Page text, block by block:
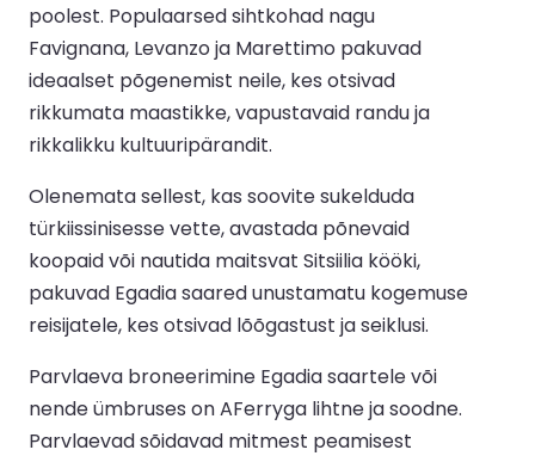
poolest. Populaarsed sihtkohad nagu
Favignana, Levanzo ja Marettimo pakuvad
ideaalset põgenemist neile, kes otsivad
rikkumata maastikke, vapustavaid randu ja
rikkalikku kultuuripärandit.
Olenemata sellest, kas soovite sukelduda
türkiissinisesse vette, avastada põnevaid
koopaid või nautida maitsvat Sitsiilia kööki,
pakuvad Egadia saared unustamatu kogemuse
reisijatele, kes otsivad lõõgastust ja seiklusi.
Parvlaeva broneerimine Egadia saartele või
nende ümbruses on AFerryga lihtne ja soodne.
Parvlaevad sõidavad mitmest peamisest